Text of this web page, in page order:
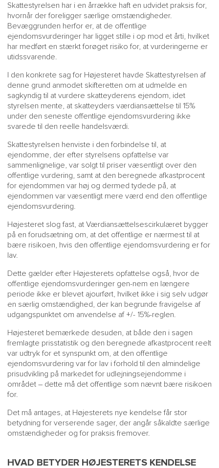
Skattestyrelsen har i en årrække haft en udvidet praksis for,
hvornår der foreligger særlige omstændigheder.
Bevæggrunden herfor er, at de offentlige
ejendomsvurderinger har ligget stille i op mod et årti, hvilket
har medført en stærkt forøget risiko for, at vurderingerne er
utidssvarende.
I den konkrete sag for Højesteret havde Skattestyrelsen af
denne grund anmodet skifteretten om at udmelde en
sagkyndig til at vurdere skatteyderens ejendom, idet
styrelsen mente, at skatteyders værdiansættelse til 15%
under den seneste offentlige ejendomsvurdering ikke
svarede til den reelle handelsværdi.
Skattestyrelsen henviste i den forbindelse til, at
ejendomme, der efter styrelsens opfattelse var
sammenlignelige, var solgt til priser væsentligt over den
offentlige vurdering, samt at den beregnede afkastprocent
for ejendommen var høj og dermed tydede på, at
ejendommen var væsentligt mere værd end den offentlige
ejendomsvurdering.
Højesteret slog fast, at Værdiansættelsescirkulæret bygger
på en forudsætning om, at det offentlige er nærmest til at
bære risikoen, hvis den offentlige ejendomsvurdering er for
lav.
Dette gælder efter Højesterets opfattelse også, hvor de
offentlige ejendomsvurderinger gen-nem en længere
periode ikke er blevet ajourført, hvilket ikke i sig selv udgør
en særlig omstændighed, der kan begrunde fravigelse af
udgangspunktet om anvendelse af +/- 15%-reglen.
Højesteret bemærkede desuden, at både den i sagen
fremlagte prisstatistik og den beregnede afkastprocent reelt
var udtryk for et synspunkt om, at den offentlige
ejendomsvurdering var for lav i forhold til den almindelige
prisudvikling på markedet for udlejningsejendomme i
området – dette må det offentlige som nævnt bære risikoen
for.
Det må antages, at Højesterets nye kendelse får stor
betydning for verserende sager, der angår såkaldte særlige
omstændigheder og for praksis fremover.
HVAD BETYDER HØJESTERETS KENDELSE